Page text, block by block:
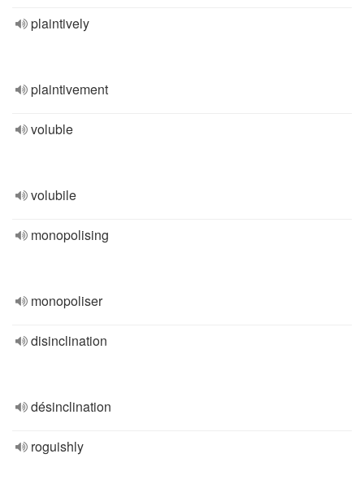
plaintively
plaintivement
voluble
volubile
monopolising
monopoliser
disinclination
désinclination
roguishly